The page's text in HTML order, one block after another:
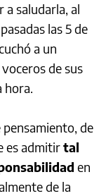
saludarla, al
las 5 de
a un
de sus
hora.
pensamiento, de
es admitirtal
en
de la